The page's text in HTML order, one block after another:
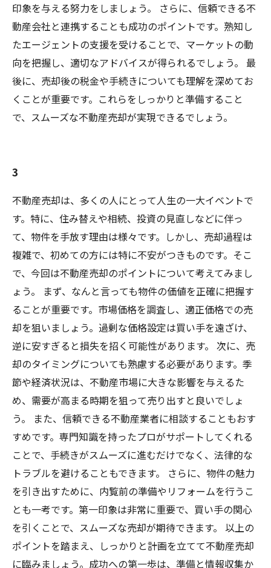
印象を与える努力をしましょう。 さらに、信頼できる不
動産会社と連携することも成功のポイントです。熟知し
たエージェントの支援を受けることで、マーケットの動
向を把握し、適切なアドバイスが得られるでしょう。 最
後に、売却後の税金や手続きについても理解を深めてお
くことが重要です。これらをしっかりと準備すること
で、スムーズな不動産売却が実現できるでしょう。
3
不動産売却は、多くの人にとって人生の一大イベントで
す。特に、住み替えや相続、投資の見直しなどに伴っ
て、物件を手放す理由は様々です。しかし、売却過程は
複雑で、初めての方には特に不安がつきものです。そこ
で、今回は不動産売却のポイントについて考えてみまし
ょう。 まず、なんと言っても物件の価値を正確に把握す
ることが重要です。市場価格を調査し、適正価格での売
却を狙いましょう。過剰な価格設定は買い手を遠ざけ、
逆に安すぎると損失を招く可能性があります。 次に、売
却のタイミングについても熟慮する必要があります。季
節や経済状況は、不動産市場に大きな影響を与えるた
め、需要が高まる時期を狙って売り出すと良いでしょ
う。 また、信頼できる不動産業者に相談することもおす
すめです。専門知識を持ったプロがサポートしてくれる
ことで、手続きがスムーズに進むだけでなく、法律的な
トラブルを避けることもできます。 さらに、物件の魅力
を引き出すために、内覧前の準備やリフォームを行うこ
とも一考です。第一印象は非常に重要で、買い手の関心
を引くことで、スムーズな売却が期待できます。 以上の
ポイントを踏まえ、しっかりと計画を立てて不動産売却
に臨みましょう。成功への第一歩は、準備と情報収集か